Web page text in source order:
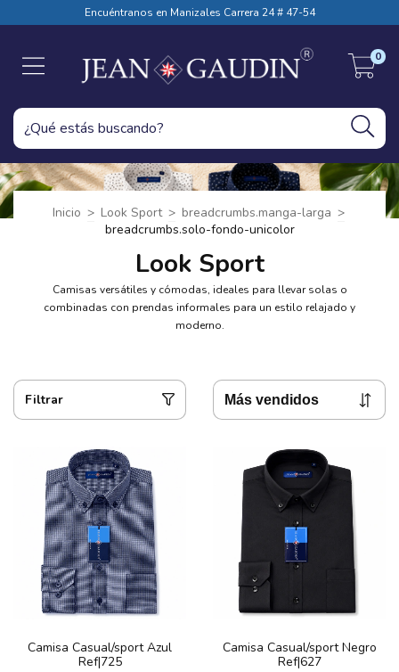
Encuéntranos en Manizales Carrera 24 # 47-54
0
Inicio > Look Sport > breadcrumbs.manga-larga >
breadcrumbs.solo-fondo-unicolor
Look Sport
Camisas versátiles y cómodas, ideales para llevar solas o
combinadas con prendas informales para un estilo relajado y
moderno.
Filtrar
Camisa Casual/sport Azul
Ref|725
Camisa Casual/sport Negro
Ref|627